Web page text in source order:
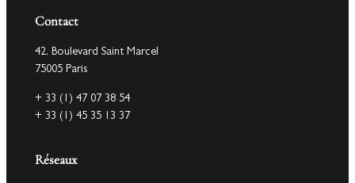
Contact
42, Boulevard Saint Marcel
75005 Paris
+ 33 (1) 47 07 38 54
+ 33 (1) 45 35 13 37
Réseaux